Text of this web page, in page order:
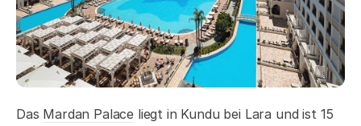
Das Mardan Palace liegt in Kundu bei Lara und ist 15